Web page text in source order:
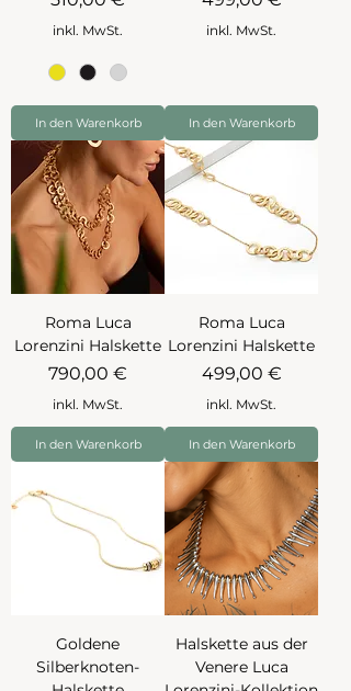
inkl. MwSt.
In den Warenkorb
inkl. MwSt.
In den Warenkorb
Roma Luca
Lorenzini Halskette
Preis
790,00 €
inkl. MwSt.
In den Warenkorb
Roma Luca
Lorenzini Halskette
Preis
499,00 €
inkl. MwSt.
In den Warenkorb
Goldene
Silberknoten-
Halskette aus der
Venere Luca